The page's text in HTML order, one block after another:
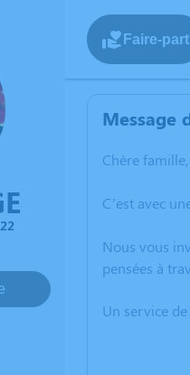
Faire-part
Message
Chère
C’est avec
Nous vous
pensées à
Un service